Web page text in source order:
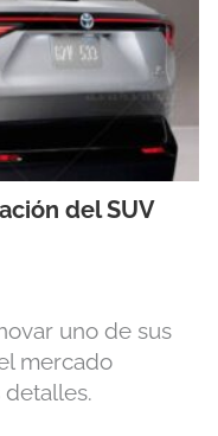
del SUV
uno de sus
mercado
detalles.